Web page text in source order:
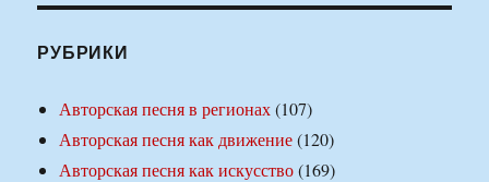
РУБРИКИ
Авторская песня в регионах(107)
Авторская песня как движение(120)
Авторская песня как искусство(169)